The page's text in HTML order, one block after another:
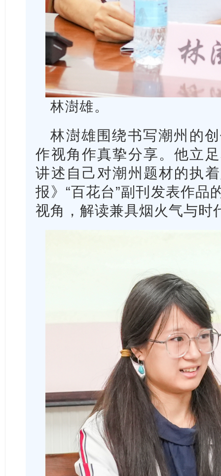
林澍雄。
林澍雄围绕书写潮州的
作视角作真挚分享。他立
讲述自己对潮州题材的执
报》“百花台”副刊发表作品
视角，解读兼具烟火气与时